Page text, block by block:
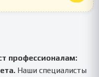
профессионалам:
Наши специалисты